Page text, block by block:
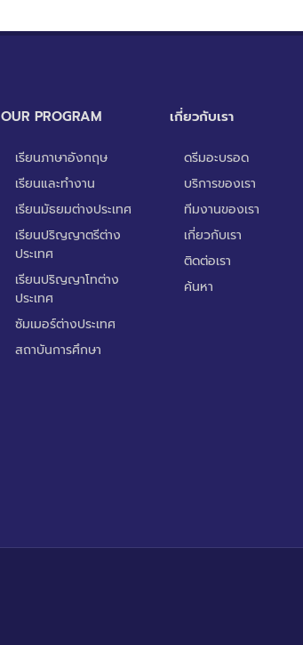
OUR PROGRAM
เรียนภาษาอังกฤษ
เรียนและทำงาน
เรียนมัธยมต่างประเทศ
เรียนปริญญาตรีต่าง
ประเทศ
เรียนปริญญาโทต่าง
ประเทศ
ซัมเมอร์ต่างประเทศ
สถาบันการศึกษา
เกี่ยวกับเรา
ดรีมอะบรอด
บริการของเรา
ทีมงานของเรา
เกี่ยวกับเรา
ติดต่อเรา
ค้นหา